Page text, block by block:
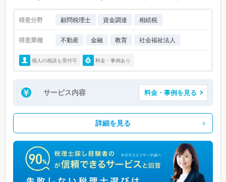
得意分野 顧問税理士 資金調達 相続税
得意業種 不動産 金融 教育 社会福祉法人
個人の相談も受付可 料金・事例あり
サービス内容 料金・事例を見る
詳細を見る